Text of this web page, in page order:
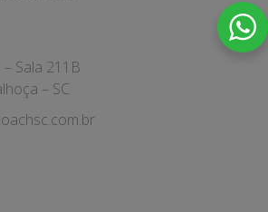
– Sala 211B
– SC